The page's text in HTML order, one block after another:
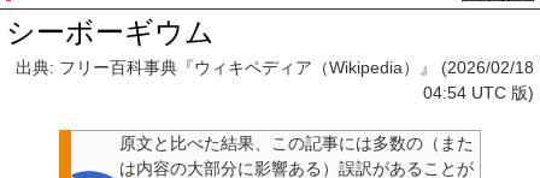
シーボーギウム
出典: フリー百科事典『ウィキペディア（Wikipedia）』 (2026/02/18
04:54 UTC 版)
原文と比べた結果、この記事には多数の（また
は内容の大部分に影響ある） 誤訳があることが